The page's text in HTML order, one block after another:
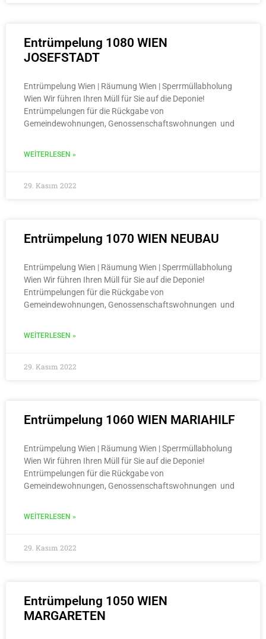
Entrümpelung 1080 WIEN
JOSEFSTADT
Entrümpelung Wien | Räumung Wien | Sperrmüllabholung
Wien Wir führen Ihren Müll für Sie auf die Deponie!
Entrümpelungen für die Rückgabe von
Gemeindewohnungen, Genossenschaftswohnungen und
WEITERLESEN »
29. Kasım 2022
Entrümpelung 1070 WIEN NEUBAU
Entrümpelung Wien | Räumung Wien | Sperrmüllabholung
Wien Wir führen Ihren Müll für Sie auf die Deponie!
Entrümpelungen für die Rückgabe von
Gemeindewohnungen, Genossenschaftswohnungen und
WEITERLESEN »
29. Kasım 2022
Entrümpelung 1060 WIEN MARIAHILF
Entrümpelung Wien | Räumung Wien | Sperrmüllabholung
Wien Wir führen Ihren Müll für Sie auf die Deponie!
Entrümpelungen für die Rückgabe von
Gemeindewohnungen, Genossenschaftswohnungen und
WEITERLESEN »
29. Kasım 2022
Entrümpelung 1050 WIEN
MARGARETEN